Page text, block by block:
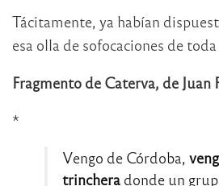
Tácitamente, ya habían
esa olla de sofocaciones de
Fragmento de Caterva, de Juan
*
Vengo de Córdoba,
trinchera donde un